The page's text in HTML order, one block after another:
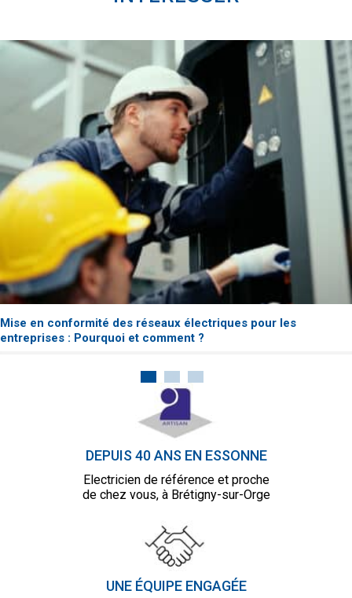
Mise en conformité des réseaux électriques pour les
entreprises : Pourquoi et comment ?
DEPUIS 40 ANS EN ESSONNE
Electricien de référence et proche
de chez vous, à Brétigny-sur-Orge
UNE ÉQUIPE ENGAGÉE